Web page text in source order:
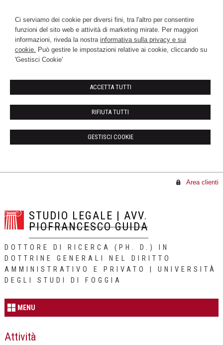
Ci serviamo dei cookie per diversi fini, tra l'altro per consentire
funzioni del sito web e attività di marketing mirate. Per maggiori
informazioni, riveda la nostra informativa sulla privacy e sui
cookie. Può gestire le impostazioni relative ai cookie, cliccando su
'Gestisci Cookie'
ACCETTA TUTTI
RIFIUTA TUTTI
GESTISCI COOKIE
Area clienti
STUDIO LEGALE | AVV.
PIOFRANCESCO GUIDA
DOTTORE DI RICERCA (PH. D.) IN
DOTTRINE GENERALI NEL DIRITTO
AMMINISTRATIVO E PRIVATO | UNIVERSITÀ
DEGLI STUDI DI FOGGIA
MENU
Attività